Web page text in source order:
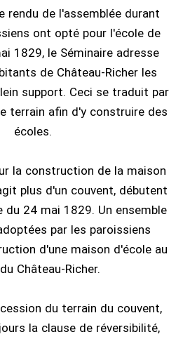
rendu de l'assemblée durant
ont opté pour l'école de
1829, le Séminaire adresse
de Château-Richer les
support. Ceci se traduit par
terrain afin d'y construire des
écoles.
la construction de la maison
plus d'un couvent, débutent
du 24 mai 1829. Un ensemble
par les paroissiens
d'une maison d'école au
Château-Richer.
du terrain du couvent,
la clause de réversibilité,